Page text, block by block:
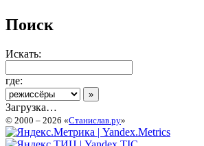
Поиск
Искать:
где:
Загрузка…
© 2000 – 2026 «Станислав.ру»